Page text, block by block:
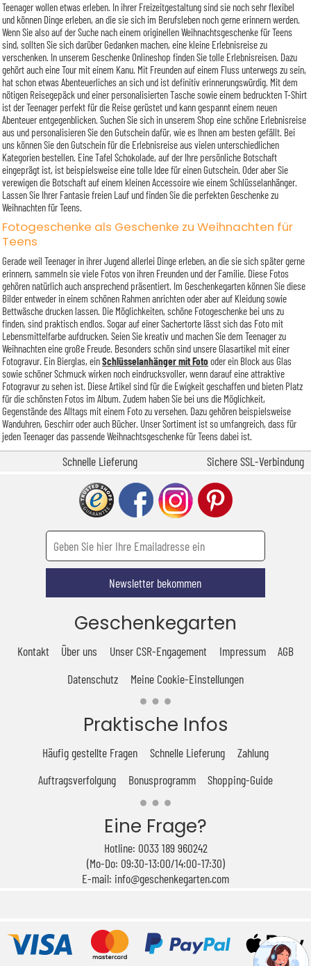
Teenager wollen etwas erleben. In ihrer Freizeitgestaltung sind sie noch sehr flexibel
und können Dinge erleben, an die sie sich im Berufsleben noch gerne erinnern werden.
Wenn Sie also auf der Suche nach einem originellen Weihnachtsgeschenke für Teens
sind, sollten Sie sich darüber Gedanken machen, eine kleine Erlebnisreise zu
verschenken. In unserem Geschenke Onlineshop finden Sie tolle Erlebnisreisen. Dazu
gehört auch eine Tour mit einem Kanu. Mit Freunden auf einem Fluss unterwegs zu sein,
hat schon etwas Abenteuerliches an sich und ist definitiv erinnerungswürdig. Mit dem
nötigen Reisegepäck und einer personalisierten Tasche sowie einem bedruckten T-Shirt
ist der Teenager perfekt für die Reise gerüstet und kann gespannt einem neuen
Abenteuer entgegenblicken. Suchen Sie sich in unserem Shop eine schöne Erlebnisreise
aus und personalisieren Sie den Gutschein dafür, wie es Ihnen am besten gefällt. Bei
uns können Sie den Gutschein für die Erlebnisreise aus vielen unterschiedlichen
Kategorien bestellen. Eine Tafel Schokolade, auf der Ihre persönliche Botschaft
eingeprägt ist, ist beispielsweise eine tolle Idee für einen Gutschein. Oder aber Sie
verewigen die Botschaft auf einem kleinen Accessoire wie einem Schlüsselanhänger.
Lassen Sie Ihrer Fantasie freien Lauf und finden Sie die perfekten Geschenke zu
Weihnachten für Teens.
Fotogeschenke als Geschenke zu Weihnachten für
Teens
Gerade weil Teenager in ihrer Jugend allerlei Dinge erleben, an die sie sich später gerne
erinnern, sammeln sie viele Fotos von ihren Freunden und der Familie. Diese Fotos
gehören natürlich auch ansprechend präsentiert. Im Geschenkegarten können Sie diese
Bilder entweder in einem schönen Rahmen anrichten oder aber auf Kleidung sowie
Bettwäsche drucken lassen. Die Möglichkeiten, schöne Fotogeschenke bei uns zu
finden, sind praktisch endlos. Sogar auf einer Sachertorte lässt sich das Foto mit
Lebensmittelfarbe aufdrucken. Seien Sie kreativ und machen Sie dem Teenager zu
Weihnachten eine große Freude. Besonders schön sind unsere Glasartikel mit einer
Fotogravur. Ein Bierglas, einSchlüsselanhänger mit Fotooder ein Block aus Glas
sowie schöner Schmuck wirken noch eindrucksvoller, wenn darauf eine attraktive
Fotogravur zu sehen ist. Diese Artikel sind für die Ewigkeit geschaffen und bieten Platz
für die schönsten Fotos im Album. Zudem haben Sie bei uns die Möglichkeit,
Gegenstände des Alltags mit einem Foto zu versehen. Dazu gehören beispielsweise
Wanduhren, Geschirr oder auch Bücher. Unser Sortiment ist so umfangreich, dass für
jeden Teenager das passende Weihnachtsgeschenke für Teens dabei ist.
Schnelle Lieferung Sichere SSL-Verbindung
Newsletter bekommen
Geschenkegarten
Kontakt Über uns Unser CSR-Engagement Impressum
AGB
Datenschutz
Meine Cookie-Einstellungen
Praktische Infos
Häufig gestellte Fragen Schnelle Lieferung
Zahlung
Auftragsverfolgung
Bonusprogramm Shopping-Guide
Eine Frage?
Hotline: 0033 189 960242
(Mo-Do: 09:30-13:00/14:00-17:30)
E-mail: info@geschenkegarten.com